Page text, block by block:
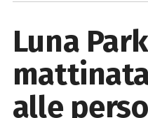
Luna
alle